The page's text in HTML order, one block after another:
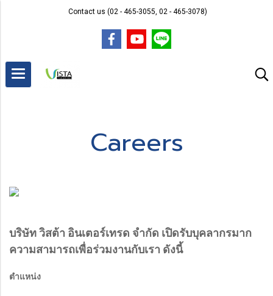
Contact us (02 - 465-3055, 02 - 465-3078)
Careers
บริษัท วิสต้า อินเตอร์เทรด จำกัด เปิดรับบุคลากรมาก
ความสามารถเพื่อร่วมงานกับเรา ดังนี้
ตำแหน่ง